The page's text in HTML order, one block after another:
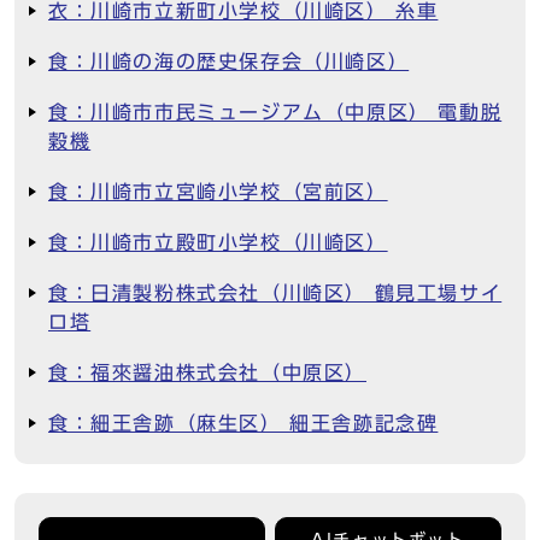
衣：川崎市立新町小学校（川崎区） 糸車
食：川崎の海の歴史保存会（川崎区）
食：川崎市市民ミュージアム（中原区） 電動脱
穀機
食：川崎市立宮崎小学校（宮前区）
食：川崎市立殿町小学校（川崎区）
食：日清製粉株式会社（川崎区） 鶴見工場サイ
ロ塔
食：福來醤油株式会社（中原区）
食：細王舎跡（麻生区） 細王舎跡記念碑